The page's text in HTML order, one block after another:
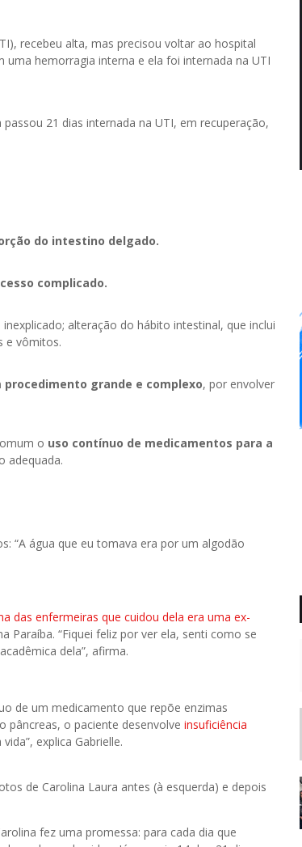
recebeu alta, mas precisou voltar ao hospital
hemorragia interna e ela foi internada na UTI
passou 21 dias internada na UTI, em recuperação,
do intestino delgado.
complicado.
alteração do hábito intestinal, que inclui
e vômitos.
grande e complexo, por envolver
o uso contínuo de medicamentos para a
adequada.
“A água que eu tomava era por um algodão
das enfermeiras que cuidou dela era uma ex-
Paraíba. “Fiquei feliz por ver ela, senti como se
dela”, afirma.
de um medicamento que repõe enzimas
pâncreas, o paciente desenvolve insuficiência
explica Gabrielle.
de Carolina Laura antes (à esquerda) e depois
fez uma promessa: para cada dia que